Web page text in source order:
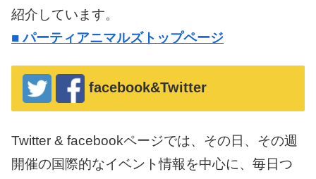
紹介しています。
■パーティアニマルズトップページ
facebook&Twitter
Twitter & facebookページでは、その日、その週
開催の国際的なイベント情報を中心に、毎日つ